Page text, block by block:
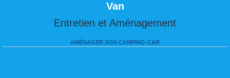
Van
Entretien et Aménagement
AMÉNAGER SON CAMPING-CAR